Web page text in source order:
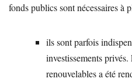
fonds publics sont nécessaires à
ils sont parfois
investissements
renouvelables a été